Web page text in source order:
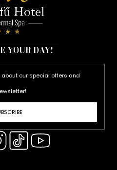
YOUR DAY!
about our special offers and